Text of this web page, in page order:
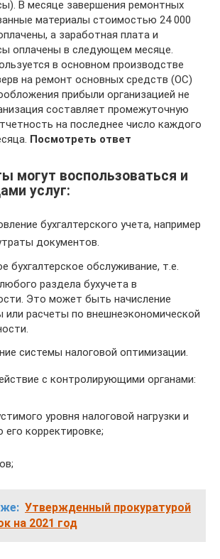
В месяце завершения ремонтных
материалы стоимостью 24 000
а заработная плата и
оплачены в следующем месяце.
в основном производстве
на ремонт основных средств (ОС)
прибыли организацией не
составляет промежуточную
на последнее число каждого
Посмотреть ответ
могут воспользоваться и
услуг:
бухгалтерского учета, например
документов.
бухгалтерское обслуживание, т.е.
раздела бухучета в
Это может быть начисление
или расчеты по внешнеэкономической
системы налоговой оптимизации.
с контролирующими органами:
уровня налоговой нагрузки и
корректировке;
Утвержденный прокуратурой
на 2021 год